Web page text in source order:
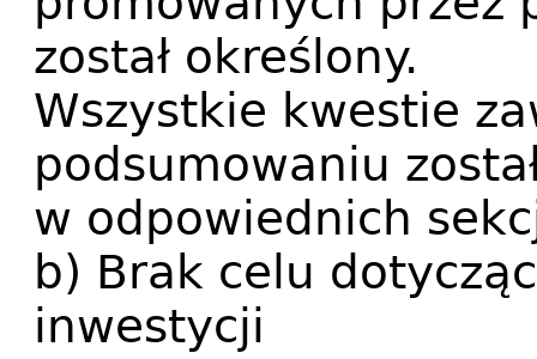
został określony.
Wszystkie kwestie
podsumowaniu
w odpowiednich
b) Brak celu
inwestycji